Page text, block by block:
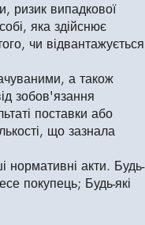
ризик випадкової
яка здійснює
чи відвантажується
а також
зобов'язання
поставки або
що зазнала
нормативні акти. Будь-
покупець; Будь-які